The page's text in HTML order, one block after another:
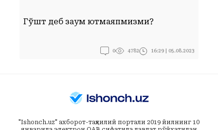
Гўшт деб заққум ютмаяпмизми?
0 4782 16:29 | 05.08.2023
"Ishonch.uz" ахборот-таҳлилий портали 2019 йилнинг 10